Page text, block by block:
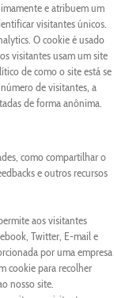
e atribuem um
visitantes únicos.
O cookie é usado
visitantes usam um site
de como o site está se
de visitantes, a
de forma anônima.
como compartilhar o
e outros recursos
aos visitantes
Twitter, E-mail e
por uma empresa
cookie para recolher
nosso site.